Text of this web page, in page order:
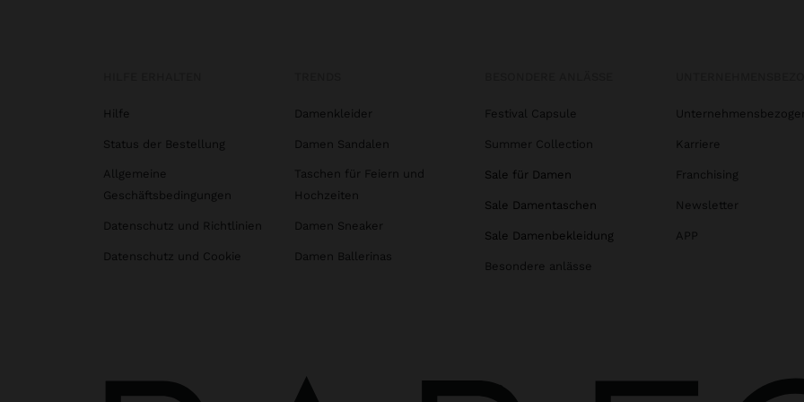
Hilfe
Status der Bestellung
Allgemeine
Geschäftsbedingungen
Datenschutz und Richtlinien
Datenschutz und Cookie
Damenkleider
Damen Sandalen
Taschen für Feiern und
Hochzeiten
Damen Sneaker
Damen Ballerinas
Festival Capsule
Summer Collection
Sale für Damen
Sale Damentaschen
Sale Damenbekleidung
Besondere anlässe
Karriere
Franchising
Newsletter
APP